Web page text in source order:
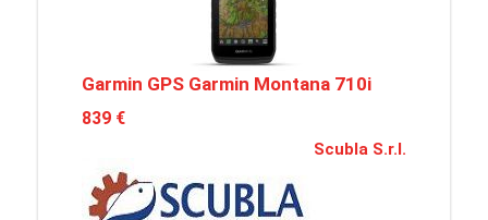
Garmin GPS Garmin Montana 710i
839 €
Scubla S.r.l.